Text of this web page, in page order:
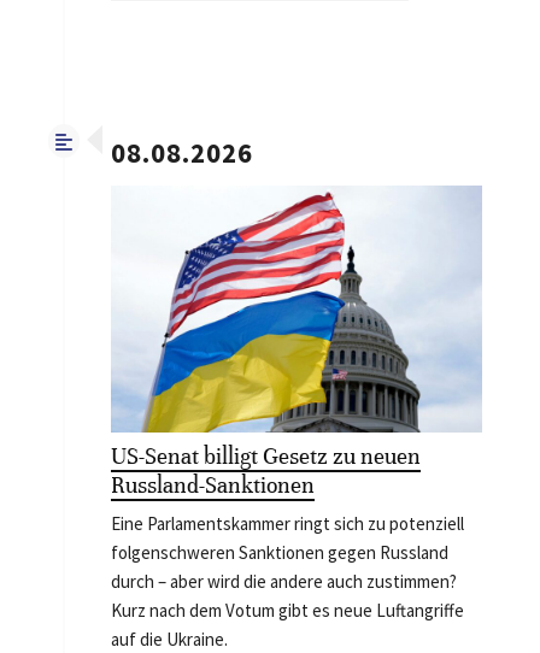
08.08.2026
US-Senat billigt Gesetz zu neuen
Russland-Sanktionen
Eine Parlamentskammer ringt sich zu potenziell
folgenschweren Sanktionen gegen Russland
durch – aber wird die andere auch zustimmen?
Kurz nach dem Votum gibt es neue Luftangriffe
auf die Ukraine.